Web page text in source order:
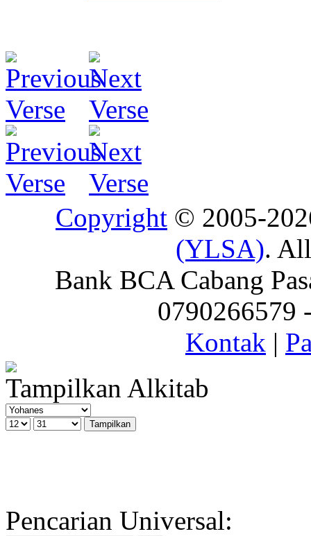
Copyright © 2005-
(YLSA).
Bank BCA Cabang
0790266579
Kontak |
Tampilkan Alkitab
Pencarian Universal: